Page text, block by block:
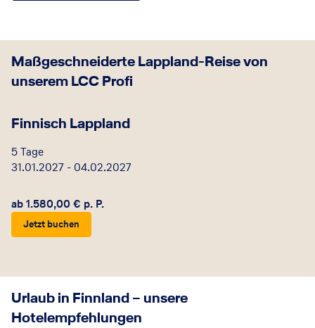
Maßgeschneiderte Lappland-Reise von
unserem LCC Profi
Finnisch Lappland
5 Tage
31.01.2027 - 04.02.2027
ab 1.580,00 € p. P.
Jetzt buchen
Urlaub in Finnland – unsere
Hotelempfehlungen